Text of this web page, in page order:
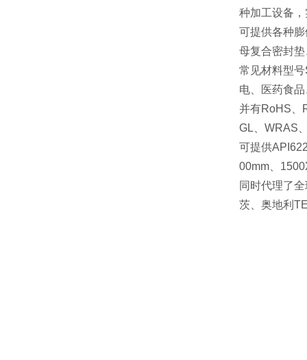
种加工设备
可提供各种
母复合密封
常见材料型号
电、医药食
并有RoHS
GL 、WRAS
可提供
00mm
同时代理了
茨、奥地利